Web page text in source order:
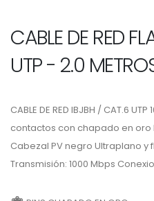
CABLE DE RED
UTP - 2.0
CABLE DE RED IBJBH / CAT.6
contactos con chapado en oro
Cabezal PV negro Ultraplano y
Transmisión: 1000 Mbps